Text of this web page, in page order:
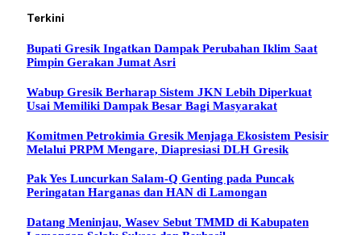
Terkini
Bupati Gresik Ingatkan Dampak Perubahan Iklim Saat
Pimpin Gerakan Jumat Asri
Wabup Gresik Berharap Sistem JKN Lebih Diperkuat
Usai Memiliki Dampak Besar Bagi Masyarakat
Komitmen Petrokimia Gresik Menjaga Ekosistem Pesisir
Melalui PRPM Mengare, Diapresiasi DLH Gresik
Pak Yes Luncurkan Salam-Q Genting pada Puncak
Peringatan Harganas dan HAN di Lamongan
Datang Meninjau, Wasev Sebut TMMD di Kabupaten